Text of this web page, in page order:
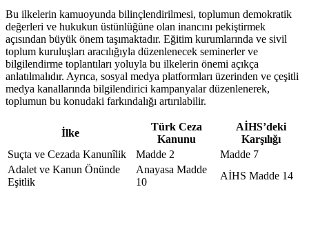
Bu ilkelerin kamuoyunda bilinçlendirilmesi, toplumun demokratik
değerleri ve hukukun üstünlüğüne olan inancını pekiştirmek
açısından ⁢büyük önem taşımaktadır. Eğitim kurumlarında ve sivil
toplum ​kuruluşları aracılığıyla düzenlenecek seminerler ve
‍bilgilendirme toplantıları yoluyla ⁣bu ilkelerin önemi açıkça
anlatılmalıdır. Ayrıca, sosyal ‍medya platformları üzerinden​ ve çeşitli
medya kanallarında bilgilendirici kampanyalar düzenlenerek,
toplumun bu konudaki farkındalığı artırılabilir.
İlke
Türk Ceza
Kanunu
AİHS’deki
Karşılığı
Suçta ⁣ve Cezada Kanunîlik
Madde 2
Madde 7
Adalet ve Kanun Önünde
Eşitlik
Anayasa Madde​
10
AİHS Madde 14